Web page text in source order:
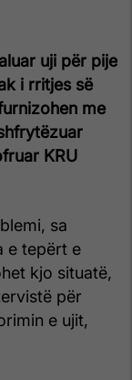
uji për pije
i rritjes së
me
KRU
sa
e tepërt e
kjo situatë,
për
e ujit,